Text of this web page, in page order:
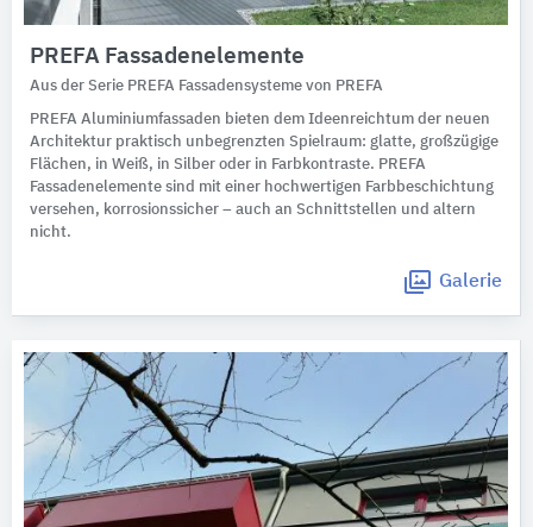
PREFA Fassadenelemente
Aus der Serie PREFA Fassadensysteme von PREFA
PREFA Aluminiumfassaden bieten dem Ideenreichtum der neuen
Architektur praktisch unbegrenzten Spielraum: glatte, großzügige
Flächen, in Weiß, in Silber oder in Farbkontraste. PREFA
Fassadenelemente sind mit einer hochwertigen Farbbeschichtung
versehen, korrosionssicher – auch an Schnittstellen und altern
nicht.
Galerie